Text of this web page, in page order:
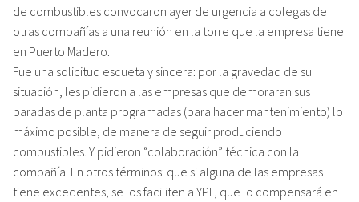
de combustibles convocaron ayer de urgencia a colegas de
otras compañías a una reunión en la torre que la empresa tiene
en Puerto Madero.
Fue una solicitud escueta y sincera: por la gravedad de su
situación, les pidieron a las empresas que demoraran sus
paradas de planta programadas (para hacer mantenimiento) lo
máximo posible, de manera de seguir produciendo
combustibles. Y pidieron “colaboración” técnica con la
compañía. En otros términos: que si alguna de las empresas
tiene excedentes, se los faciliten a YPF, que lo compensará en